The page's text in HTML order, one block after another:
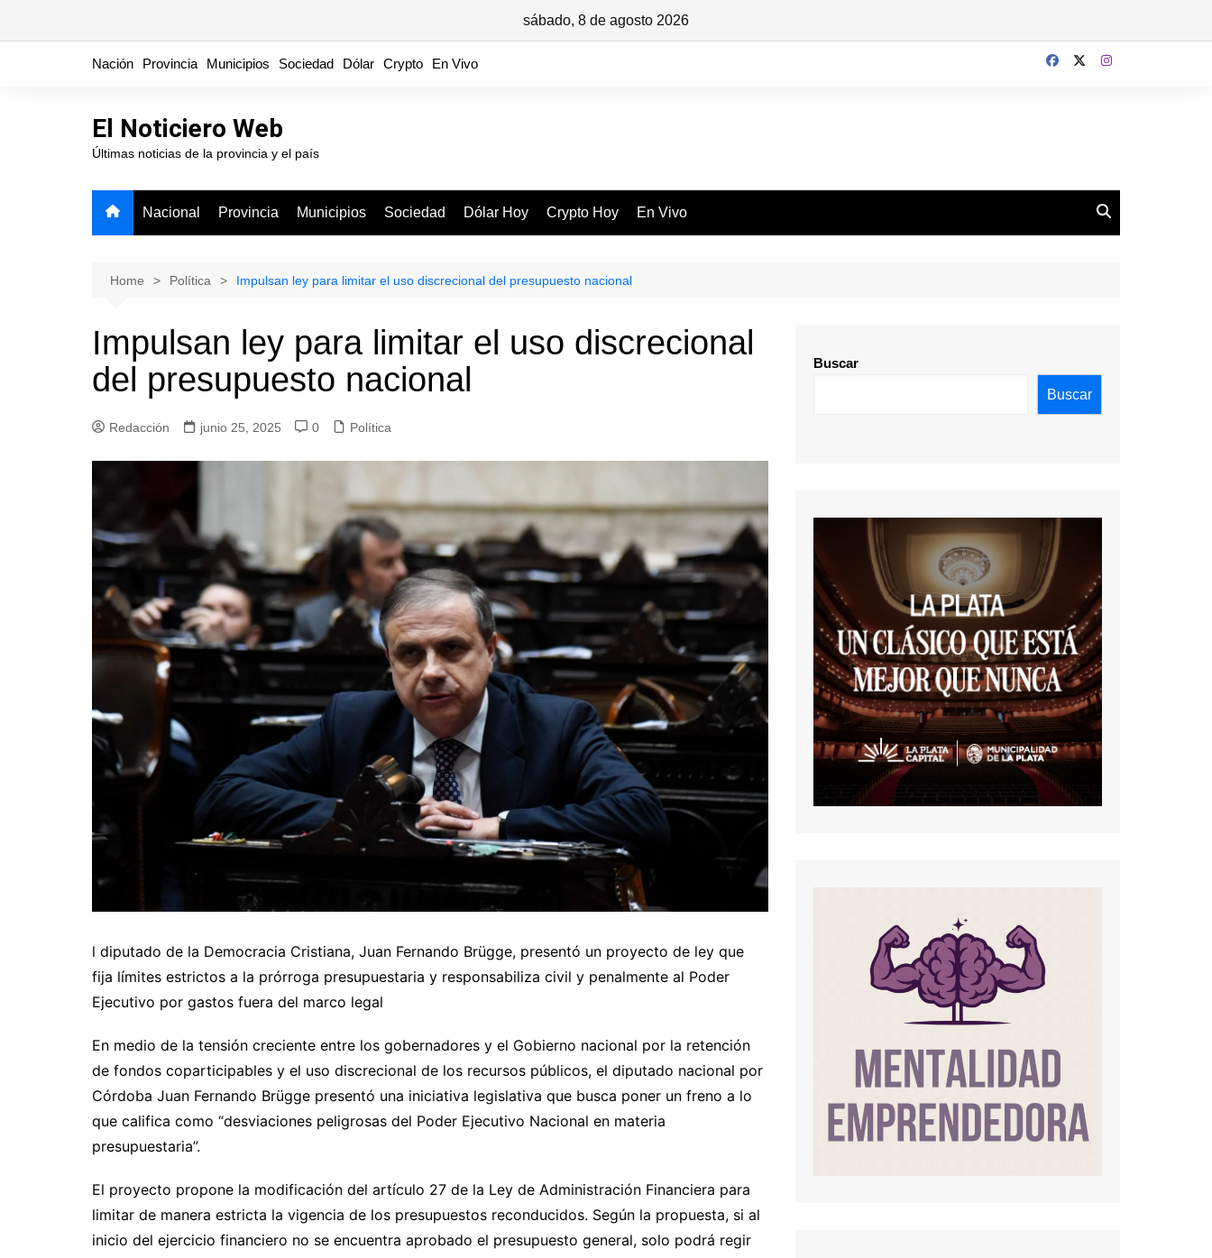
sábado, 8 de agosto 2026
Nación Provincia Municipios Sociedad Dólar Crypto En Vivo
El Noticiero Web
Últimas noticias de la provincia y el país
Nacional Provincia Municipios Sociedad Dólar Hoy Crypto Hoy En Vivo
Home Política Impulsan ley para limitar el uso discrecional del presupuesto nacional
Impulsan ley para limitar el uso discrecional
del presupuesto nacional
Redacción junio 25, 2025 0 Política
l diputado de la Democracia Cristiana, Juan Fernando Brügge, presentó un proyecto de ley que
fija límites estrictos a la prórroga presupuestaria y responsabiliza civil y penalmente al Poder
Ejecutivo por gastos fuera del marco legal
En medio de la tensión creciente entre los gobernadores y el Gobierno nacional por la retención
de fondos coparticipables y el uso discrecional de los recursos públicos, el diputado nacional por
Córdoba Juan Fernando Brügge presentó una iniciativa legislativa que busca poner un freno a lo
que califica como “desviaciones peligrosas del Poder Ejecutivo Nacional en materia
presupuestaria”.
El proyecto propone la modificación del artículo 27 de la Ley de Administración Financiera para
limitar de manera estricta la vigencia de los presupuestos reconducidos. Según la propuesta, si al
inicio del ejercicio financiero no se encuentra aprobado el presupuesto general, solo podrá regir
Buscar
Buscar